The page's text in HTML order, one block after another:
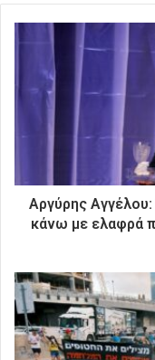
τ
κ
ή
σ
α
ς
Αργύρης
κάνω με ελαφρά